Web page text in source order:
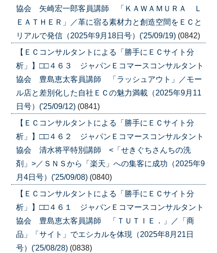
協会 矢崎宏一郎客員講師 「ＫＡＷＡＭＵＲＡ Ｌ
ＥＡＴＨＥＲ」／革に宿る素材力と創造空間をＥＣと
リアルで発信（2025年9月18日号）('25/09/19) (0842)
【ＥＣコンサルタントによる「勝手にＥＣサイト分
析」】□□４６３ ジャパンＥコマースコンサルタント
協会 豊島恵太客員講師 「ラッシュアウト」／モー
ル店と差別化した自社ＥＣの魅力満載（2025年9月11
日号）('25/09/12) (0841)
【ＥＣコンサルタントによる「勝手にＥＣサイト分
析」】□□４６２ ジャパンＥコマースコンサルタント
協会 清水将平特別講師 <「せきぐちさんちの洗
剤」>／ＳＮＳから「楽天」への集客に成功（2025年9
月4日号）('25/09/08) (0840)
【ＥＣコンサルタントによる「勝手にＥＣサイト分
析」】□□４６１ ジャパンＥコマースコンサルタント
協会 豊島恵太客員講師 「ＴＵＴＩＥ．」／「商
品」「サイト」でエシカルを体現（2025年8月21日
号）('25/08/28) (0838)